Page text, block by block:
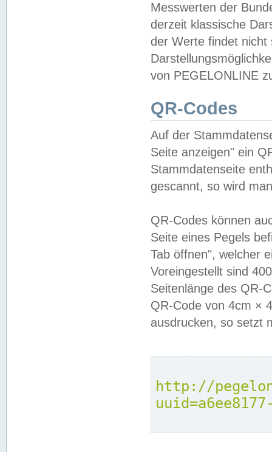
Messwerten der
derzeit klassische
der Werte findet
von PEGELONLINE
QR-Codes
Auf der
Seite anzeigen" ein
Stammdatenseite
gescannt, so wird
QR-Codes können
Seite eines Pegels
Tab öffnen", welcher
Voreingestellt sind
Seitenlänge des QR-
QR-Code von 4cm ×
ausdrucken, so setzt
http://